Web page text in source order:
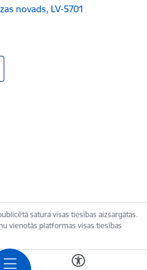
novads, LV-5701
satura visas tiesības aizsargātas.
vienotās platformas visas tiesības